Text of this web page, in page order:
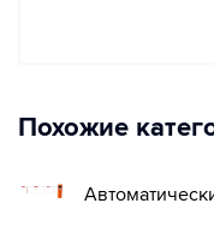
Похожие